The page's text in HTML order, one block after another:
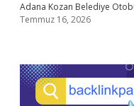
Adana Kozan Belediye
Temmuz 16, 2026